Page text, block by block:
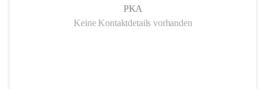
PKA
Keine Kontaktdetails vorhanden